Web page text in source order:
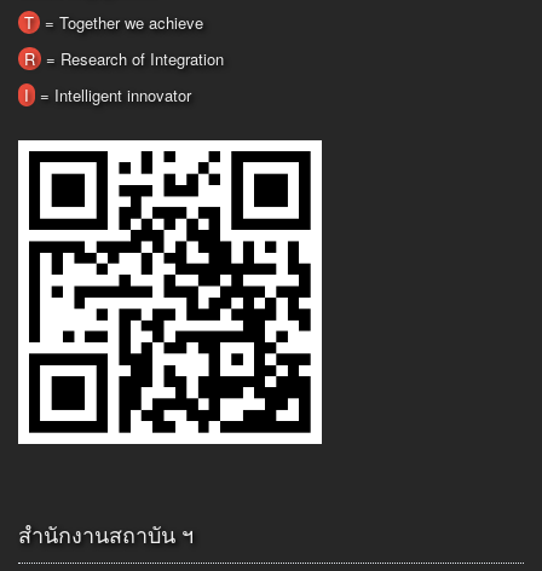
T = Together we achieve
R = Research of Integration
I = Intelligent innovator
สำนักงานสถาบัน ฯ